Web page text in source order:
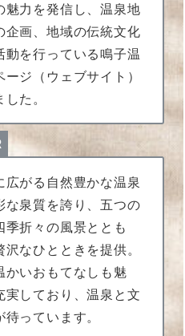
魅力を発信し、温泉地
企画、地域の伝統文化
を行っている鳴子温
ジ（ウェブサイト）
た。
がる自然豊かな温泉
な泉質を誇り、五つの
折々の風景ととも
なひとときを提供。
かいおもてなしも魅
実しており、温泉と文
っています。